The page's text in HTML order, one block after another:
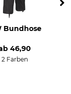
Bundhose
46,90
2 Farben